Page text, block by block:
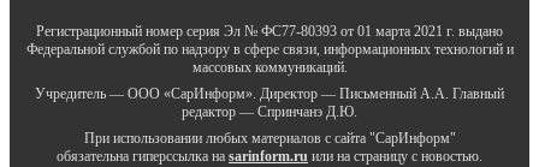
Регистрационный номер серия Эл № ФС77-80393 от 01 марта 2021 г. выдано
Федеральной службой по надзору в сфере связи, информационных технологий и
массовых коммуникаций.
Учредитель — ООО «СарИнформ». Директор — Письменный А.А. Главный
редактор — Спринчанэ Д.Ю.
При использовании любых материалов с сайта "СарИнформ"
обязательна гиперссылка на sarinform.ru или на страницу с новостью.